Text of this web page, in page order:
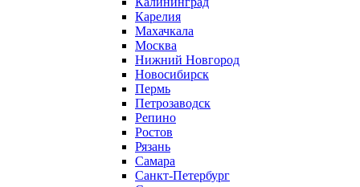
Карелия
Махачкала
Москва
Нижний Новгород
Новосибирск
Пермь
Петрозаводск
Репино
Ростов
Рязань
Самара
Санкт-Петербург